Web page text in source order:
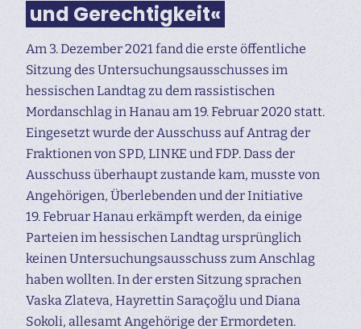
und Gerechtigkeit«
Am 3. Dezember 2021 fand die erste öffentliche
Sitzung des Untersuchungs­ausschusses im
hessischen Landtag zu dem rassistischen
Mordanschlag in Hanau am 19. Februar 2020 statt.
Eingesetzt wurde der Ausschuss auf Antrag der
Fraktionen von SPD, LINKE und FDP. Dass der
Ausschuss überhaupt zustande kam, musste von
Angehörigen, Überlebenden und der Initiative
19. Februar Hanau erkämpft werden, da einige
Parteien im hessischen Landtag ursprünglich
keinen Untersuchungs­ausschuss zum Anschlag
haben wollten. In der ersten Sitzung sprachen
Vaska Zlateva, Hayrettin Saraçoğlu und Diana
Sokoli, allesamt Angehörige der Ermordeten.